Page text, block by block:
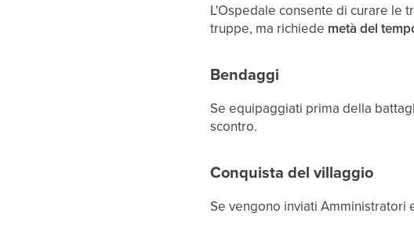
L'Ospedale consente di curare le
truppe, ma richiede metà del
Bendaggi
Se equipaggiati prima della
scontro.
Conquista del villaggio
Se vengono inviati